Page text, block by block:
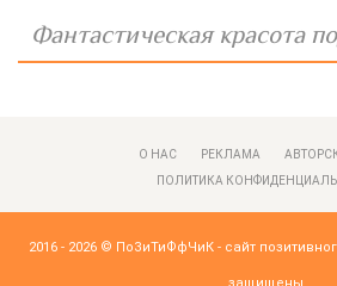
Фантастическая красота
О НАС РЕКЛАМА
ПОЛИТИКА
2016 - 2026 © ПоЗиТиФфЧиК - сайт
защищены.